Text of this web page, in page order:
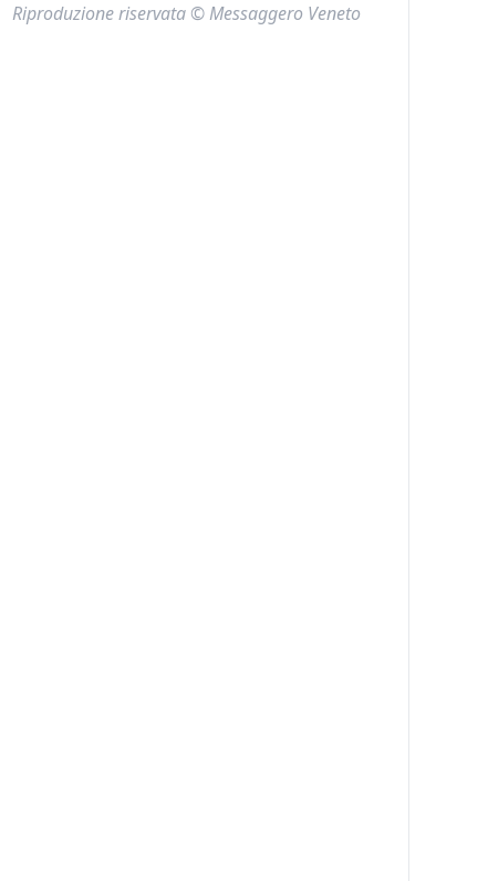
Riproduzione riservata © Messaggero Veneto